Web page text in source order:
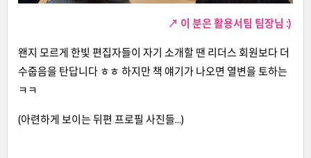
↗ 이 분은 활용서팀 팀장님 :)
왠지 모르게 한빛 편집자들이 자기 소개할 땐 리더스 회원보다 더
수줍음을 탄답니다 ㅎㅎ 하지만 책 얘기가 나오면 열변을 토하는
ㅋㅋ
(아련하게 보이는 뒤편 프로필 사진들...)